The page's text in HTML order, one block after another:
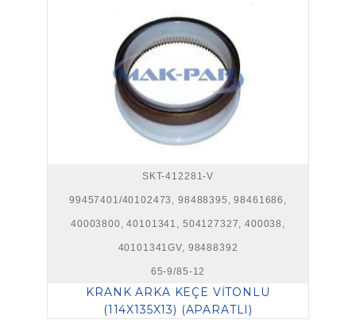
SKT-412281-V
99457401/40102473, 98488395, 98461686,
40003800, 40101341, 504127327, 400038,
40101341GV, 98488392
65-9/85-12
KRANK ARKA KEÇE VİTONLU
(114X135X13) (APARATLI)